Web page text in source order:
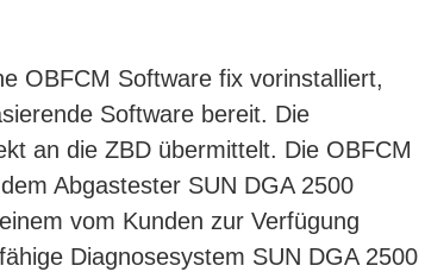
OBFCM Software fix vorinstalliert,
Software bereit. Die
an die ZBD übermittelt. Die OBFCM
Abgastester SUN DGA 2500
vom Kunden zur Verfügung
Diagnosesystem SUN DGA 2500